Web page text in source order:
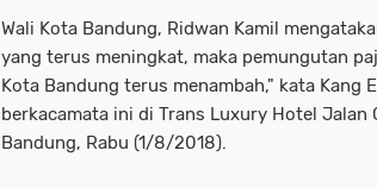
Wali Kota Bandung, Ridwan Kamil
yang terus meningkat, maka pemungutan
Kota Bandung terus menambah," kata Kang
berkacamata ini di Trans Luxury Hotel Jalan
Bandung, Rabu (1/8/2018).